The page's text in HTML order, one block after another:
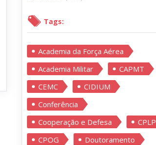
Tags:
Academia da Força Aérea
Academia Militar
CAPMT
CEMC
CIDIUM
Conferência
Cooperação e Defesa
CPLP
CPOG
Doutoramento